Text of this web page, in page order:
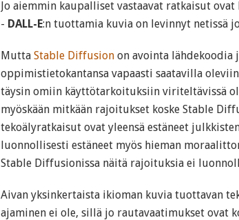
Jo aiemmin kaupalliset vastaavat ratkaisut
- DALL-E:n tuottamia kuvia on levinnyt netissä
Mutta Stable Diffusion on avointa lähdekoodia
oppimistietokantansa vapaasti saatavilla oleviin
täysin omiin käyttötarkoituksiin viriteltävissä
myöskään mitkään rajoitukset koske Stable
tekoälyratkaisut ovat yleensä estäneet
luonnollisesti estäneet myös hieman
Stable Diffusionissa näitä rajoituksia ei
Aivan yksinkertaista ikioman kuvia tuottavan
ajaminen ei ole, sillä jo rautavaatimukset ovat